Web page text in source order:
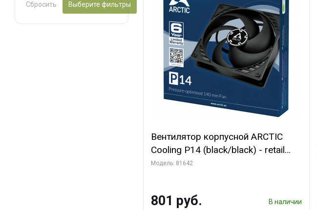
Сбросить Выберите фильтры
Вентилятор корпусной ARCTIC
Cooling P14 (black/black) - retail
(ACFAN00123A) (701549) {56}
Модель: 81642
801 руб. В наличии